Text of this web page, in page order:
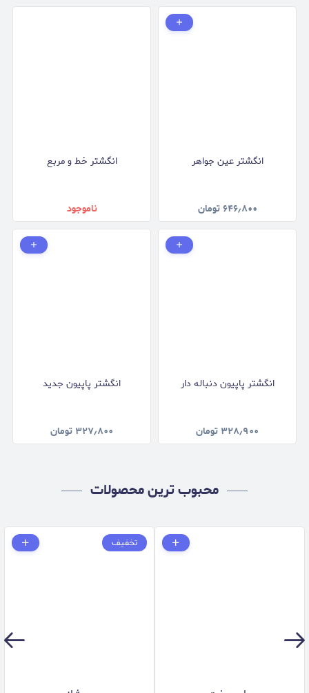
انگشتر عین جواهر
۶۴۶٫۸۰۰تومان
انگشتر خط و مربع
ناموجود
انگشتر پاپیون دنباله دار
۳۲۸٫۹۰۰ تومان
انگشتر پاپیون جدید
۳۲۷٫۸۰۰ تومان
محبوب ترین محصولات
تخفیف